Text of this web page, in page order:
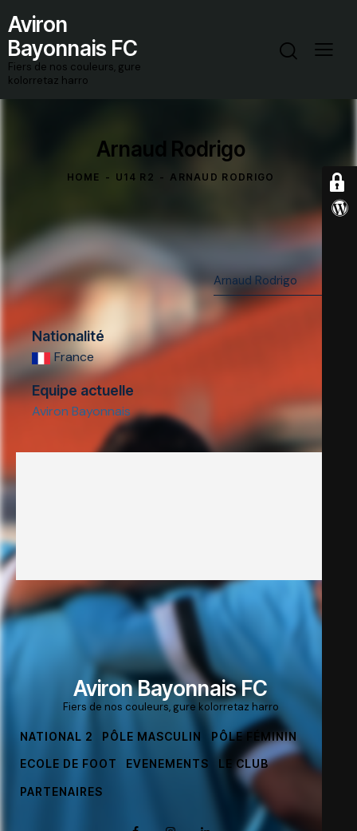
Aviron
Bayonnais FC
Fiers de nos couleurs, gure
kolorretaz harro
Arnaud Rodrigo
HOME U14 R2 ARNAUD RODRIGO
Nationalité
France
Equipe actuelle
Aviron Bayonnais
Aviron Bayonnais FC
Fiers de nos couleurs, gure kolorretaz harro
NATIONAL 2 PÔLE MASCULIN PÔLE FÉMININ
ECOLE DE FOOT EVENEMENTS LE CLUB
PARTENAIRES